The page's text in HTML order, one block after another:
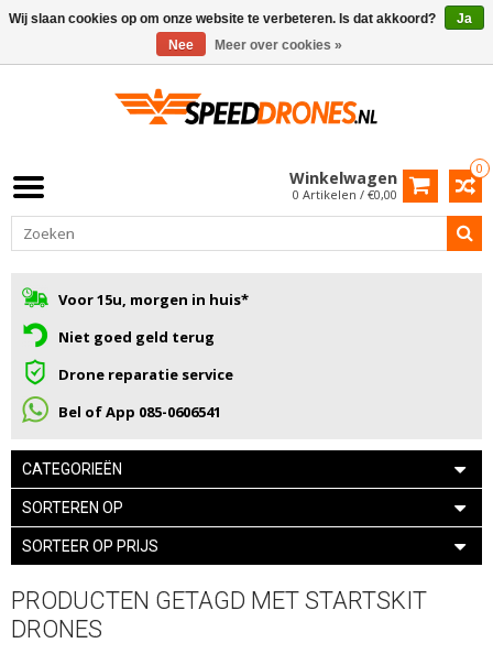
0
Winkelwagen
0 Artikelen / €0,00
Voor 15u, morgen in huis*
Niet goed geld terug
Drone reparatie service
Bel of App 085-0606541
CATEGORIEËN
SORTEREN OP
SORTEER OP PRIJS
PRODUCTEN GETAGD MET STARTSKIT
DRONES
Wij slaan cookies op om onze website te verbeteren. Is dat akkoord?
Ja
Nee
Meer over cookies »